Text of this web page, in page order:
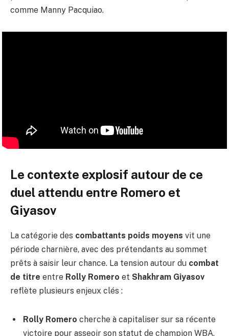
comme Manny Pacquiao.
Le contexte explosif autour de ce
duel attendu entre Romero et
Giyasov
La catégorie des combattants poids moyens vit une
période charnière, avec des prétendants au sommet
prêts à saisir leur chance. La tension autour du combat
de titre entre Rolly Romero et Shakhram Giyasov
reflète plusieurs enjeux clés :
Rolly Romero cherche à capitaliser sur sa récente
victoire pour asseoir son statut de champion WBA.